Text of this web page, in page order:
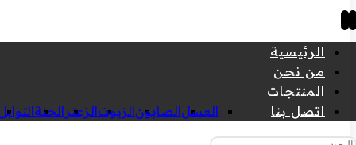
الرئيسية
من نحن
المنتجات
الحنة الزعترالزيوتالصابونالعسل
اتصل بنا